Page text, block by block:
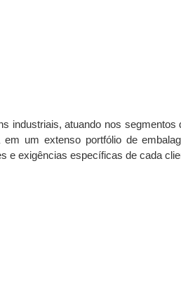
industriais, atuando nos
um extenso portfólio de
e exigências específicas de cada